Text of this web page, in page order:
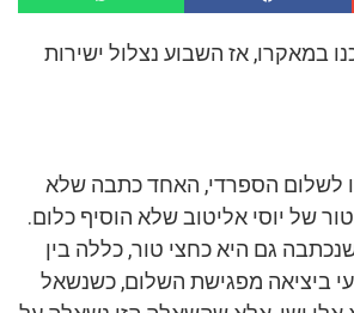
במאקרו, אז השבוע נצלול ישירות
לשלום הספרדי, האחד כתבה שלא
של יוסי אליטוב שלא הוסיף כלום.
גם היא כחצי טור, כללה בין
ביציאה מפגישת השלום, כשנשאל